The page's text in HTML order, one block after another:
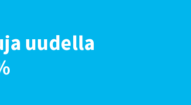
uudella